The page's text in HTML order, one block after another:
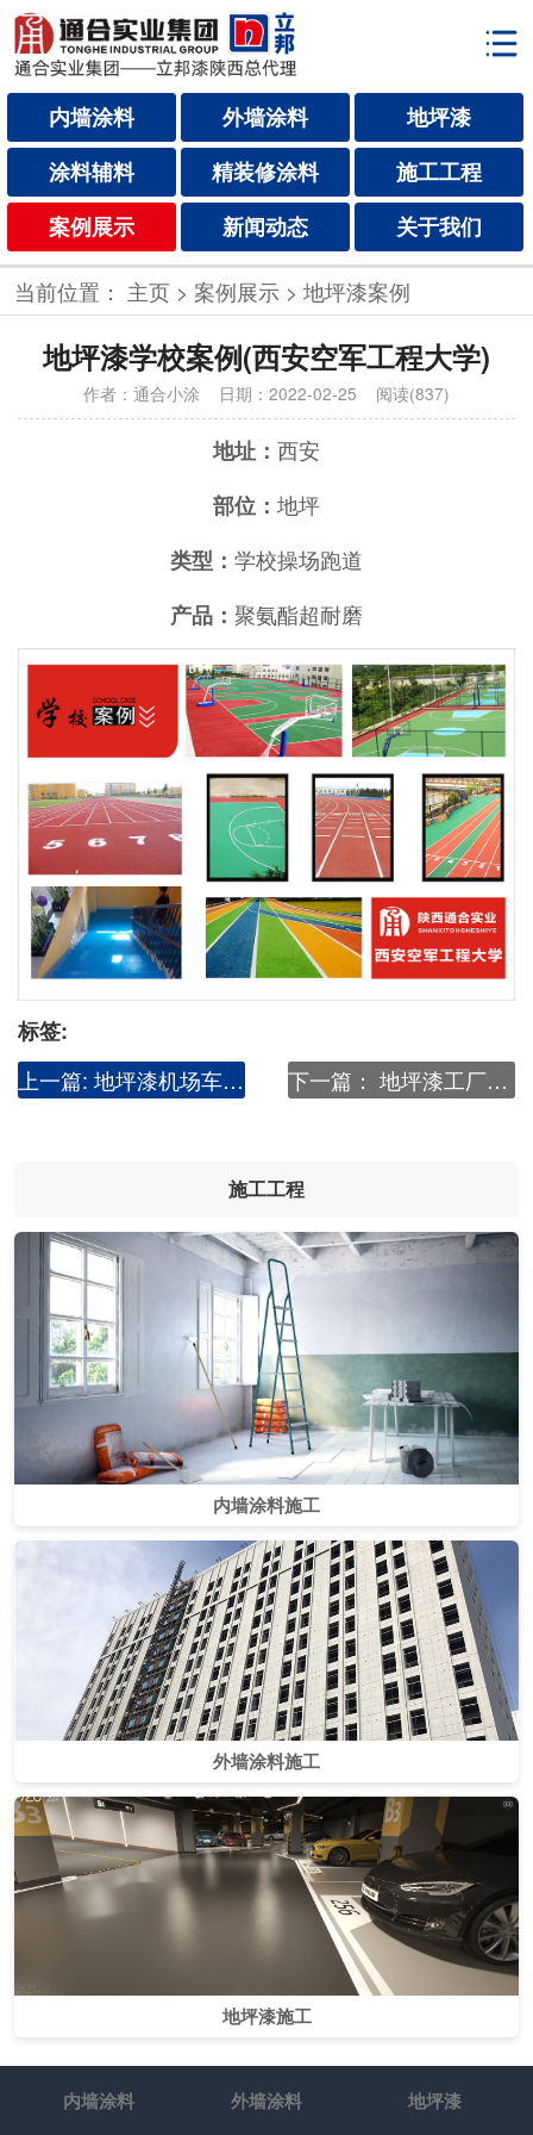
内墙涂料 外墙涂料
地坪漆
涂料辅料
精装修涂料
施工工程
案例展示
新闻动态 关于我们
当前位置： 主页> 案例展示> 地坪漆案例
地坪漆学校案例(西安空军工程大学)
作者：通合小涂 日期：2022-02-25 阅读(837)
地址： 西安
部位： 地坪
类型： 学校操场跑道
产品： 聚氨酯超耐磨
标签:
上一篇: 地坪漆机场车库案例(咸阳机场三号航站楼) 下一篇： 地坪漆工厂车间案例(西安韩国三星电子)
施工工程
内墙涂料施工
外墙涂料施工
地坪漆施工
内墙涂料 外墙涂料
地坪漆